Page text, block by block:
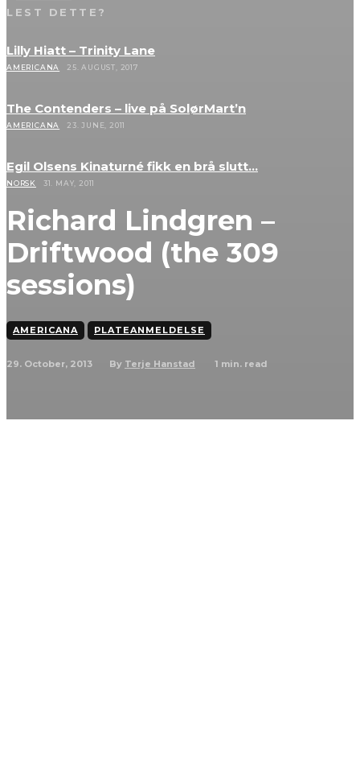
Richard Lindgren –
Driftwood (the 309
sessions)
AMERICANA PLATEANMELDELSE
29. October, 2013 By Terje Hanstad 1 min. read
LEST DETTE?
Lilly Hiatt – Trinity Lane
AMERICANA 25. AUGUST, 2017
The Contenders – live på SolørMart’n
AMERICANA 23. JUNE, 2011
Egil Olsens Kinaturné fikk en brå slutt…
NORSK 31. MAY, 2011